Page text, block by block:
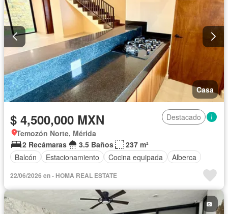
Casa
$ 4,500,000 MXN
Destacado
Temozón Norte, Mérida
2 Recámaras
3.5 Baños
237 m²
Balcón
Estacionamiento Cocina equipada Alberca
22/06/2026 en - HOMA REAL ESTATE